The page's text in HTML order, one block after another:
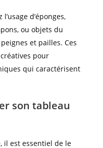
d’éponges,
ou objets du
et pailles. Ces
pour
qui caractérisent
son tableau
il est essentiel de le